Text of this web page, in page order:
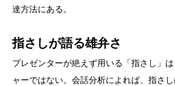
達方法にある。
指さしが語る雄弁さ
プレゼンターが絶えず用いる「指さし」
ャーではない。会話分析によれば、指さ